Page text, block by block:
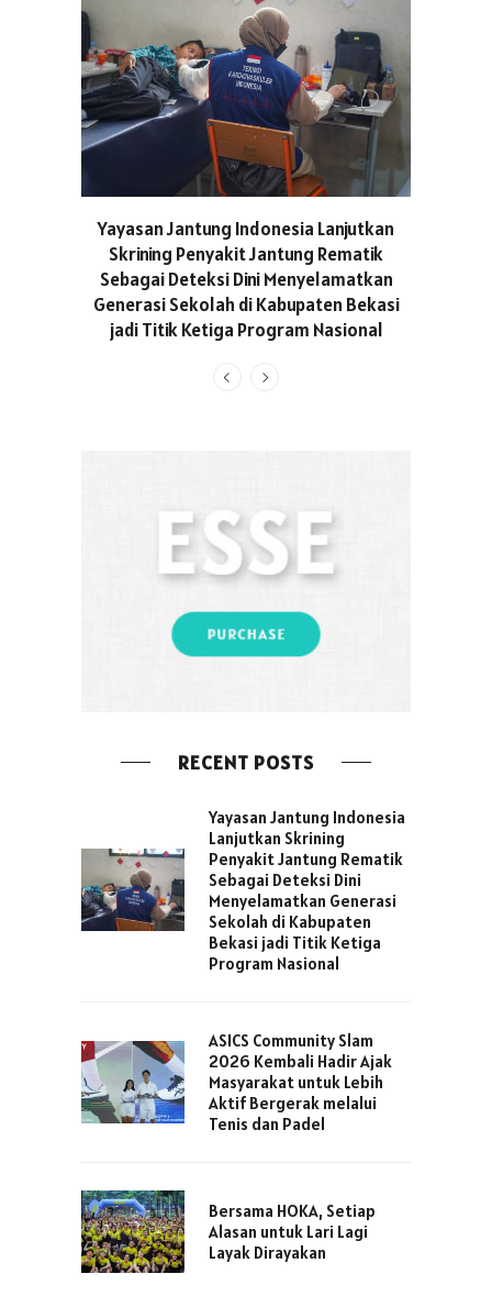
Yayasan Jantung Indonesia Lanjutkan
Skrining Penyakit Jantung Rematik
Sebagai Deteksi Dini Menyelamatkan
Generasi Sekolah di Kabupaten Bekasi
jadi Titik Ketiga Program Nasional
RECENT POSTS
Yayasan Jantung Indonesia
Lanjutkan Skrining
Penyakit Jantung Rematik
Sebagai Deteksi Dini
Menyelamatkan Generasi
Sekolah di Kabupaten
Bekasi jadi Titik Ketiga
Program Nasional
ASICS Community Slam
2026 Kembali Hadir Ajak
Masyarakat untuk Lebih
Aktif Bergerak melalui
Tenis dan Padel
Bersama HOKA, Setiap
Alasan untuk Lari Lagi
Layak Dirayakan